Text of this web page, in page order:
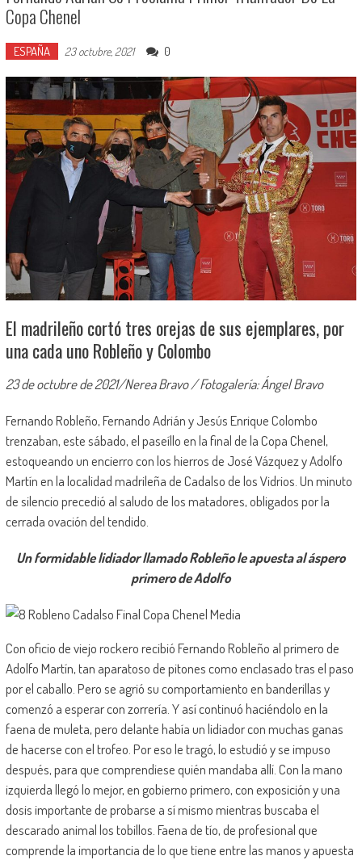
Copa Chenel
ESPAÑA 23 octubre, 2021 0
El madrileño cortó tres orejas de sus ejemplares, por
una cada uno Robleño y Colombo
23 de octubre de 2021/Nerea Bravo / Fotogalería: Ángel Bravo
Fernando Robleño, Fernando Adrián y Jesús Enrique Colombo
trenzaban, este sábado, el paseíllo en la final de la Copa Chenel,
estoqueando un encierro con los hierros de José Vázquez y Adolfo
Martín en la localidad madrileña de Cadalso de los Vidrios. Un minuto
de silencio precedió al saludo de los matadores, obligados por la
cerrada ovación del tendido.
Un formidable lidiador llamado Robleño le apuesta al áspero
primero de Adolfo
Con oficio de viejo rockero recibió Fernando Robleño al primero de
Adolfo Martín, tan aparatoso de pitones como enclasado tras el paso
por el caballo. Pero se agrió su comportamiento en banderillas y
comenzó a esperar con zorrería. Y así continuó haciéndolo en la
faena de muleta, pero delante había un lidiador con muchas ganas
de hacerse con el trofeo. Por eso le tragó, lo estudió y se impuso
después, para que comprendiese quién mandaba allí. Con la mano
izquierda llegó lo mejor, en gobierno primero, con exposición y una
dosis importante de probarse a sí mismo mientras buscaba el
descarado animal los tobillos. Faena de tío, de profesional que
comprende la importancia de lo que tiene entre las manos y apuesta